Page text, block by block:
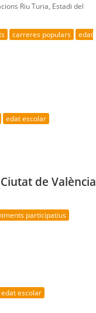
Riu Turia, Estadi del
carreres populars
edat
edat escolar
de València
participatius
edat escolar